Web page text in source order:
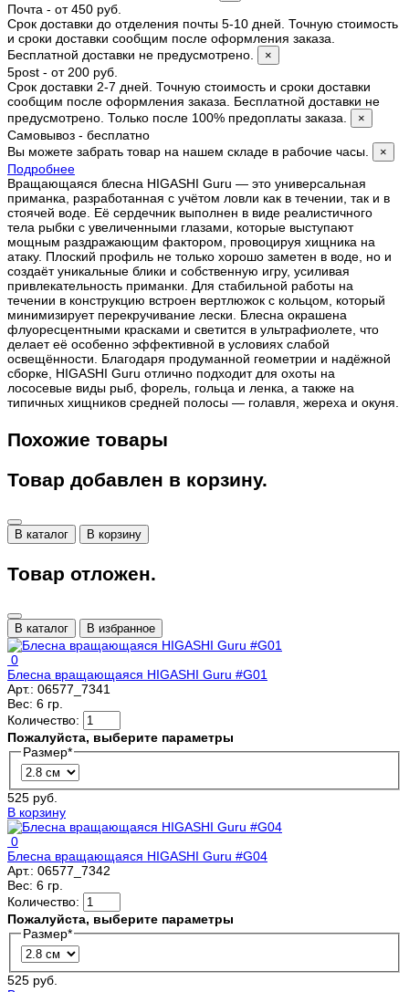
Почта - от 450 руб.
Срок доставки до отделения почты 5-10 дней. Точную стоимость
и сроки доставки сообщим после оформления заказа.
Бесплатной доставки не предусмотрено.
×
5post - от 200 руб.
Срок доставки 2-7 дней. Точную стоимость и сроки доставки
сообщим после оформления заказа. Бесплатной доставки не
предусмотрено. Только после 100% предоплаты заказа.
×
Самовывоз - бесплатно
Вы можете забрать товар на нашем складе в рабочие часы.
×
Подробнее
Вращающаяся блесна HIGASHI Guru — это универсальная
приманка, разработанная с учётом ловли как в течении, так и в
стоячей воде. Её сердечник выполнен в виде реалистичного
тела рыбки с увеличенными глазами, которые выступают
мощным раздражающим фактором, провоцируя хищника на
атаку. Плоский профиль не только хорошо заметен в воде, но и
создаёт уникальные блики и собственную игру, усиливая
привлекательность приманки. Для стабильной работы на
течении в конструкцию встроен вертлюжок с кольцом, который
минимизирует перекручивание лески. Блесна окрашена
флуоресцентными красками и светится в ультрафиолете, что
делает её особенно эффективной в условиях слабой
освещённости. Благодаря продуманной геометрии и надёжной
сборке, HIGASHI Guru отлично подходит для охоты на
лососевые виды рыб, форель, гольца и ленка, а также на
типичных хищников средней полосы — голавля, жереха и окуня.
Похожие товары
Товар добавлен в корзину.
В каталог В корзину
Товар отложен.
В каталог В избранное
0
Блесна вращающаяся HIGASHI Guru #G01
Арт.: 06577_7341
Вес: 6 гр.
Количество:
Пожалуйста, выберите параметры
Размер*
525 руб.
В корзину
0
Блесна вращающаяся HIGASHI Guru #G04
Арт.: 06577_7342
Вес: 6 гр.
Количество:
Пожалуйста, выберите параметры
Размер*
525 руб.